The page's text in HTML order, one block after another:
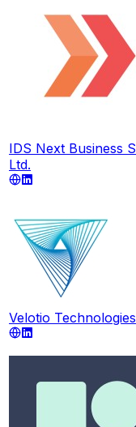
IDS Next Business
Ltd.
Velotio Technologies